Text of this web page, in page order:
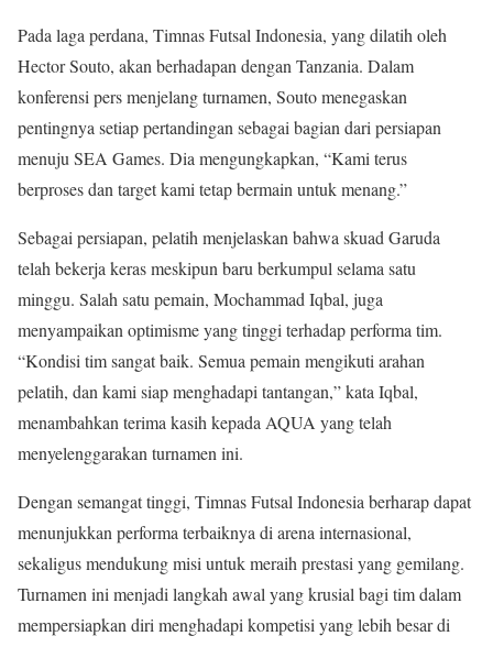
Pada laga perdana, Timnas Futsal Indonesia, yang dilatih oleh
Hector Souto, akan berhadapan dengan Tanzania. Dalam
konferensi pers menjelang turnamen, Souto menegaskan
pentingnya setiap pertandingan sebagai bagian dari persiapan
menuju SEA Games. Dia mengungkapkan, “Kami terus
berproses dan target kami tetap bermain untuk menang.”
Sebagai persiapan, pelatih menjelaskan bahwa skuad Garuda
telah bekerja keras meskipun baru berkumpul selama satu
minggu. Salah satu pemain, Mochammad Iqbal, juga
menyampaikan optimisme yang tinggi terhadap performa tim.
“Kondisi tim sangat baik. Semua pemain mengikuti arahan
pelatih, dan kami siap menghadapi tantangan,” kata Iqbal,
menambahkan terima kasih kepada AQUA yang telah
menyelenggarakan turnamen ini.
Dengan semangat tinggi, Timnas Futsal Indonesia berharap dapat
menunjukkan performa terbaiknya di arena internasional,
sekaligus mendukung misi untuk meraih prestasi yang gemilang.
Turnamen ini menjadi langkah awal yang krusial bagi tim dalam
mempersiapkan diri menghadapi kompetisi yang lebih besar di